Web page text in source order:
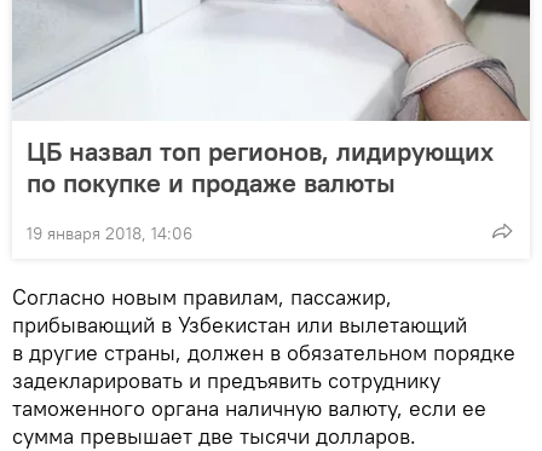
ЦБ назвал топ регионов, лидирующих
по покупке и продаже валюты
19 января 2018, 14:06
Согласно новым правилам, пассажир,
прибывающий в Узбекистан или вылетающий
в другие страны, должен в обязательном порядке
задекларировать и предъявить сотруднику
таможенного органа наличную валюту, если ее
сумма превышает две тысячи долларов.